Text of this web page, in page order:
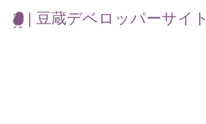
| 豆蔵デベロッパーサイト